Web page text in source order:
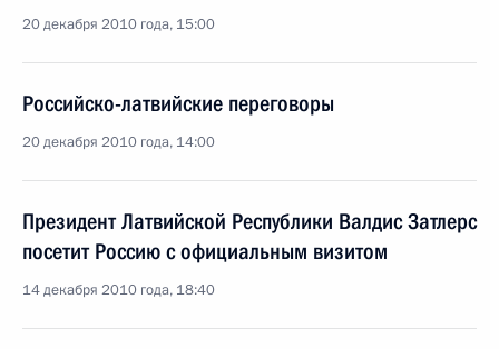
20 декабря 2010 года, 15:00
Российско-латвийские переговоры
20 декабря 2010 года, 14:00
Президент Латвийской Республики Валдис Затлерс
посетит Россию с официальным визитом
14 декабря 2010 года, 18:40